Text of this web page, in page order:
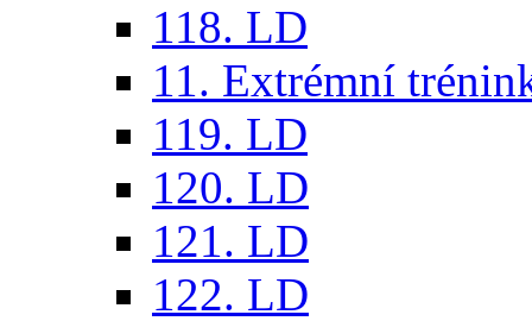
118. LD
11. Extrémní
119. LD
120. LD
121. LD
122. LD